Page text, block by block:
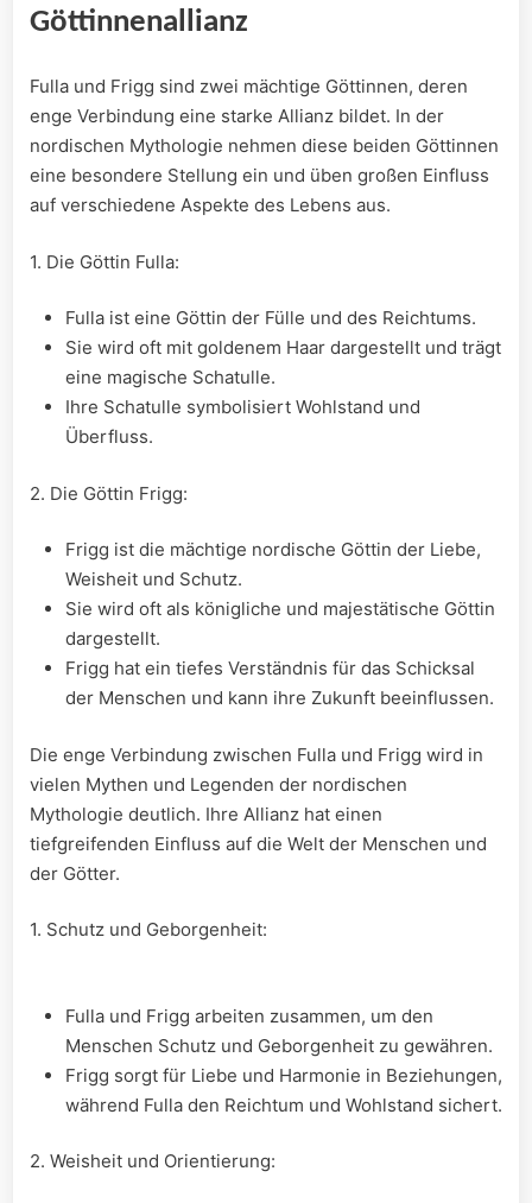
Göttinnenallianz
Fulla und Frigg sind⁤ zwei ‍mächtige Göttinnen, deren
enge Verbindung eine starke⁤ Allianz bildet. In der
nordischen Mythologie nehmen diese beiden Göttinnen⁤
eine besondere Stellung ein und üben großen Einfluss
auf verschiedene ⁣Aspekte des Lebens aus.
1. Die Göttin Fulla:
Fulla ist eine Göttin der Fülle und des Reichtums.
Sie wird‌ oft mit goldenem Haar dargestellt und trägt
eine magische Schatulle.
Ihre Schatulle symbolisiert Wohlstand⁣ und
Überfluss.
2. ⁤Die ‍Göttin Frigg:
Frigg ist die ⁤mächtige nordische Göttin der Liebe,
Weisheit und Schutz.
Sie wird oft als ⁣königliche und ⁤majestätische ⁤Göttin
dargestellt.
Frigg hat ein ​tiefes Verständnis für⁢ das Schicksal
der Menschen und kann ihre Zukunft beeinflussen.
Die enge Verbindung ‌zwischen Fulla und Frigg wird in‌
vielen Mythen und Legenden der nordischen
Mythologie deutlich. Ihre Allianz hat einen
tiefgreifenden Einfluss auf‍ die Welt der Menschen und
der Götter.
1. Schutz und Geborgenheit:
Fulla und Frigg arbeiten‌ zusammen, um den
Menschen Schutz und Geborgenheit zu gewähren.
Frigg sorgt für Liebe und Harmonie in Beziehungen,
während Fulla den Reichtum und Wohlstand sichert.
2. Weisheit‌ und Orientierung: